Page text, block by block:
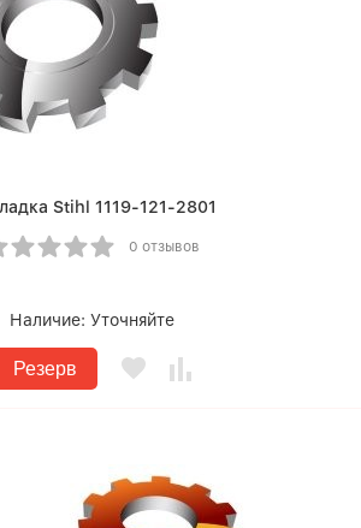
Stihl 1119-121-2801
0 отзывов
Наличие: Уточняйте
Резерв